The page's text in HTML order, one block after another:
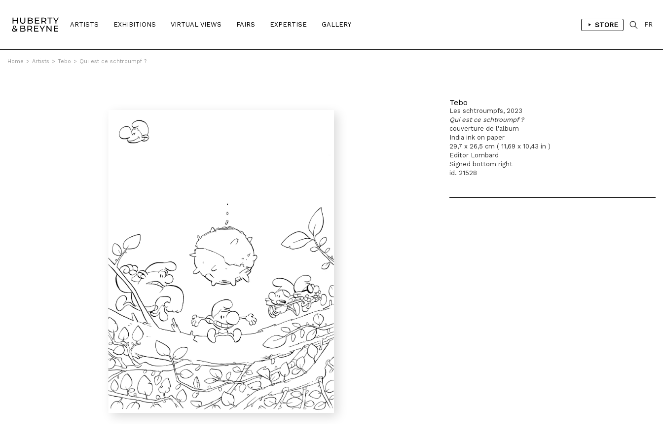
ARTISTS EXHIBITIONS VIRTUAL VIEWS FAIRS EXPERTISE GALLERY STORE FR
Home > Artists > Tebo > Qui est ce schtroumpf ?
Tebo
Les schtroumpfs, 2023
Qui est ce schtroumpf ?
couverture de l'album
India ink on paper
29,7 x 26,5 cm ( 11,69 x 10,43 in )
Editor Lombard
Signed bottom right
id. 21528